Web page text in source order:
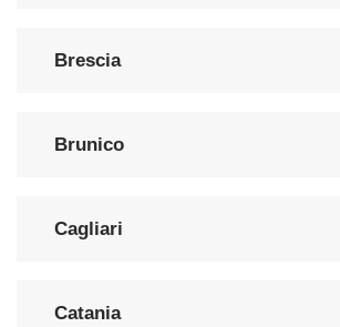
Brescia
Brunico
Cagliari
Catania